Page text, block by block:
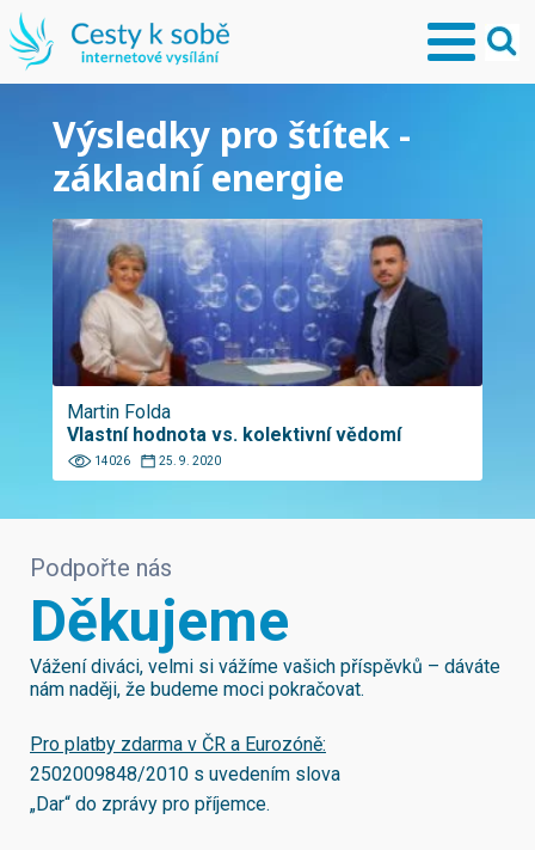
Výsledky pro štítek -
základní energie
Martin Folda
Vlastní hodnota vs. kolektivní vědomí
14026 25. 9. 2020
Podpořte nás
Děkujeme
Vážení diváci, velmi si vážíme vašich příspěvků – dáváte
nám naději, že budeme moci pokračovat.
Pro platby zdarma v ČR a Eurozóně:
2502009848/2010 s uvedením slova
„Dar“ do zprávy pro příjemce.